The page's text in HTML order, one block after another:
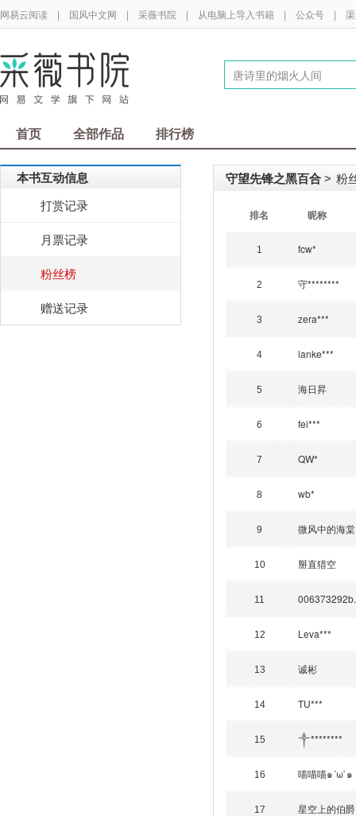
网易云阅读 | 国风中文网 | 采薇书院 | 从电脑上导入书籍 | 公众号 |
首页 全部作品 排行榜
本书互动信息
打赏记录
月票记录
粉丝榜
赠送记录
守望先锋之黑百合 > 粉
排名 昵称
1 fcw*
2 守********
3 zera***
4 lanke***
5 海日昇
6 fei***
7 QW*
8 wb*
9 微风中的海棠
10 掰直猎空
11
12 Leva***
13 诚彬
14 TU***
15 ༒********
16 喵喵喵๑´ω`๑
17 星空上的伯爵